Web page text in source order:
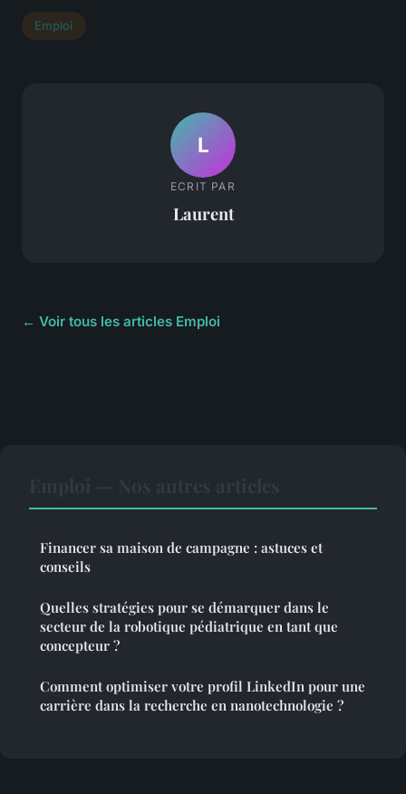
Emploi
L
ECRIT PAR
Laurent
← Voir tous les articles Emploi
Financer sa maison de campagne : astuces et
conseils
Quelles stratégies pour se démarquer dans le
secteur de la robotique pédiatrique en tant que
concepteur ?
Comment optimiser votre profil LinkedIn pour une
carrière dans la recherche en nanotechnologie ?